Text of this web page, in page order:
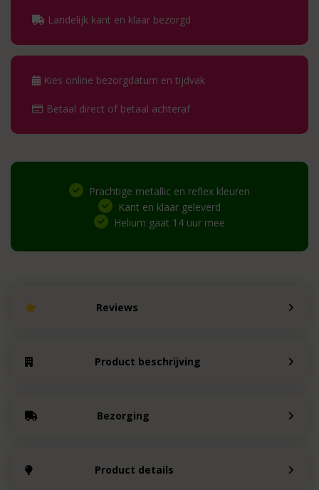
Landelijk kant en klaar bezorgd
Kies online bezorgdatum en tijdvak
Betaal direct of betaal achteraf
Prachtige metallic en reflex kleuren
Kant en klaar geleverd
Helium gaat 14 uur mee
Reviews
Product beschrijving
Bezorging
Product details